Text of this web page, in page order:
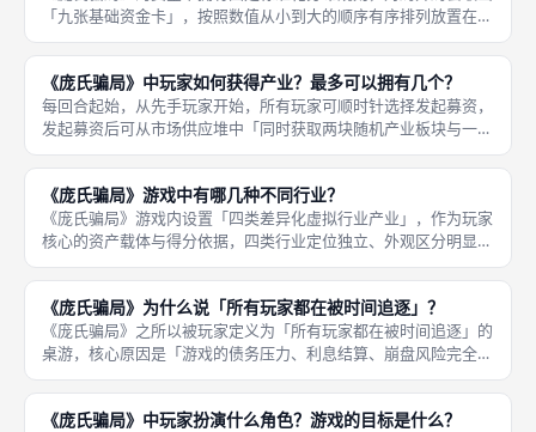
「九张基础资金卡」，按照数值从小到大的顺序有序排列放置在市
场区域，形成固定的资金卡排布序列，市场资金卡数量恒定、排布
规整，无随机打乱、无无序刷新，保障每局开局资金环境公平统
一。每轮玩
《庞氏骗局》中玩家如何获得产业？最多可以拥有几个？
每回合起始，从先手玩家开始，所有玩家可顺时针选择发起募资，
发起募资后可从市场供应堆中「同时获取两块随机产业板块与一张
资金卡」，玩家必须完整领取两项资源，不可单独拿取产业或资
金，也可主动跳过本轮募资，放弃本轮资产与资金获取机会。《庞
氏骗局》中
《庞氏骗局》游戏中有哪几种不同行业？
《庞氏骗局》游戏内设置「四类差异化虚拟行业产业」，作为玩家
核心的资产载体与得分依据，四类行业定位独立、外观区分明显、
无特殊技能克制，核心差异仅体现在持有数量上限、成套得分效率
与市场获取概率，是玩家资产积累、交易博弈、最终计分的核心基
础，所有
《庞氏骗局》为什么说「所有玩家都在被时间追逐」？
《庞氏骗局》之所以被玩家定义为「所有玩家都在被时间追逐」的
桌游，核心原因是「游戏的债务压力、利息结算、崩盘风险完全绑
定时间轮转机制」，时间是所有玩家最大的敌人，无人可以置身事
外，全程被动被时间推着博弈，无法佛系运营、拖延发育。不同于
常规桌游
《庞氏骗局》中玩家扮演什么角色？游戏的目标是什么？